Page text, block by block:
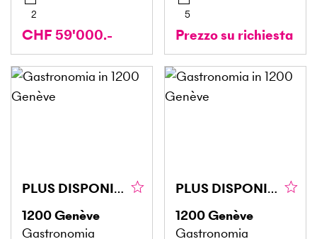
2
CHF 59'000.-
5
Prezzo su richiesta
PLUS DISPONIBLE PLUS DISPONIBLE
1200Genève
Gastronomia
PLUS DISPONIBLE PLUS DISPONIBLE
1200Genève
Gastronomia